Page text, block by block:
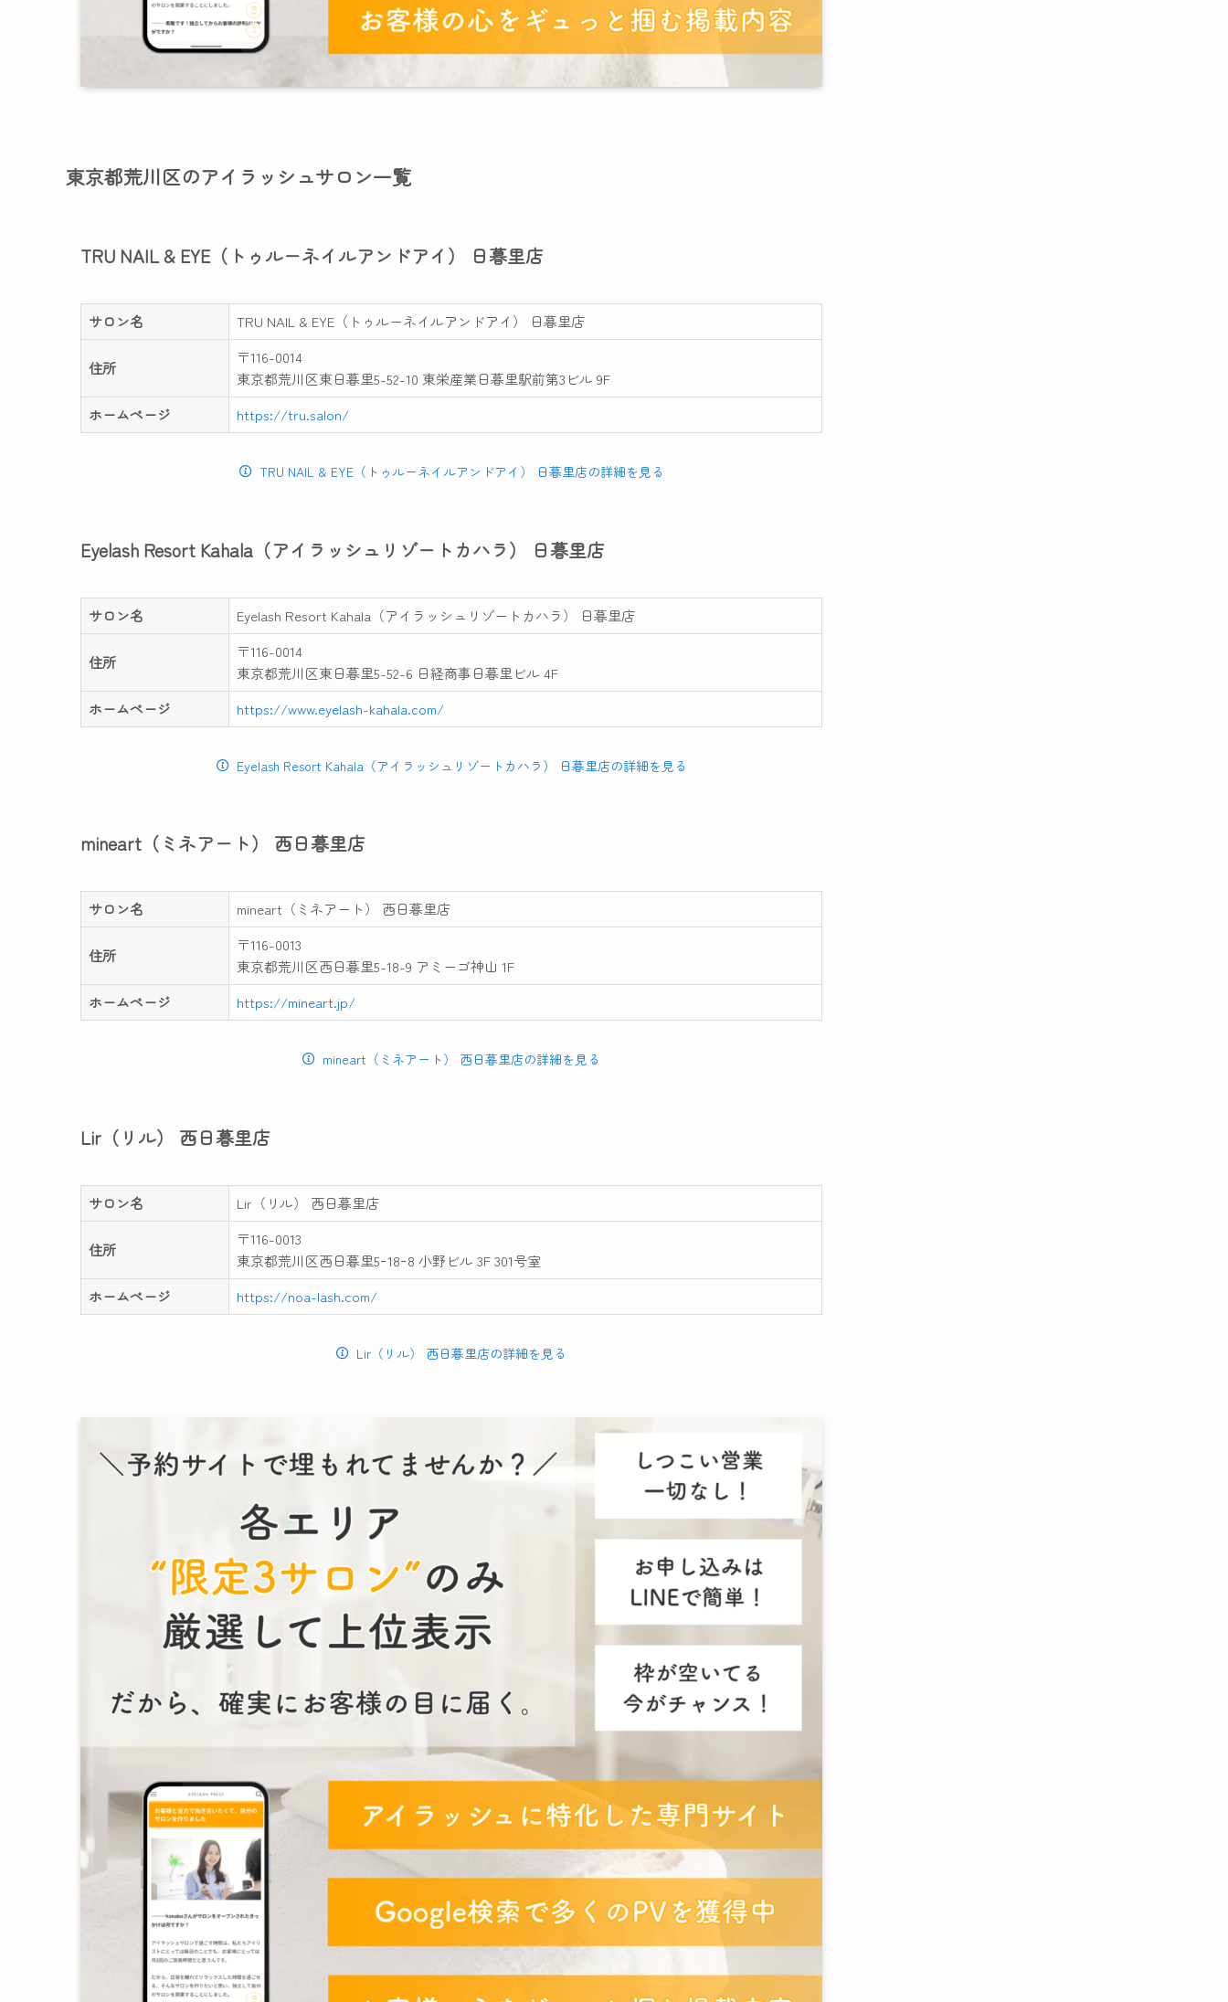
東京都荒川区のアイラッシュサロン一覧
TRU NAIL & EYE（トゥルーネイルアンドアイ） 日暮里店
サロン名 TRU NAIL & EYE（トゥルーネイルアンドアイ） 日暮里店
住所
〒116-0014
東京都荒川区東日暮里5-52-10 東栄産業日暮里駅前第3ビル 9F
ホームページ
https://tru.salon/
TRU NAIL & EYE（トゥルーネイルアンドアイ） 日暮里店の詳細を見る
Eyelash Resort Kahala（アイラッシュリゾートカハラ） 日暮里店
サロン名 Eyelash Resort Kahala（アイラッシュリゾートカハラ） 日暮里店
住所
〒116-0014
東京都荒川区東日暮里5-52-6 日経商事日暮里ビル 4F
ホームページ
https://www.eyelash-kahala.com/
Eyelash Resort Kahala（アイラッシュリゾートカハラ） 日暮里店の詳細を見る
mineart（ミネアート） 西日暮里店
サロン名 mineart（ミネアート） 西日暮里店
住所
〒116-0013
東京都荒川区西日暮里5-18-9 アミーゴ神山 1F
ホームページ
https://mineart.jp/
mineart（ミネアート） 西日暮里店の詳細を見る
Lir（リル） 西日暮里店
サロン名 Lir（リル） 西日暮里店
住所
〒116-0013
東京都荒川区西日暮里5ｰ18ｰ8 小野ビル 3F 301号室
ホームページ
https://noa-lash.com/
Lir（リル） 西日暮里店の詳細を見る